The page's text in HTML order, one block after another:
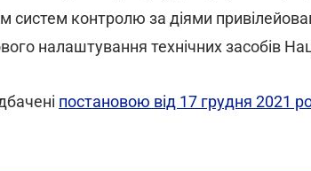
систем контролю за діями
налаштування технічних засобів
постановою від 17 грудня 2021